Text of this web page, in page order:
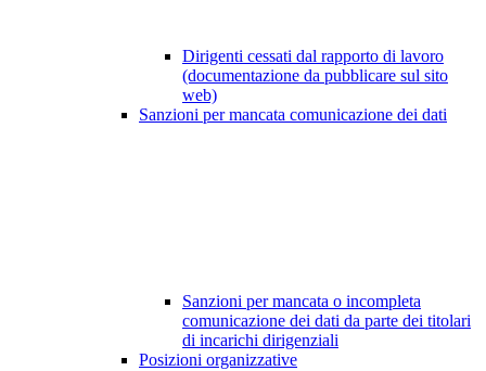
Dirigenti cessati dal rapporto di lavoro
(documentazione da pubblicare sul sito
web)
Sanzioni per mancata comunicazione dei dati
Sanzioni per mancata o incompleta
comunicazione dei dati da parte dei titolari
di incarichi dirigenziali
Posizioni organizzative